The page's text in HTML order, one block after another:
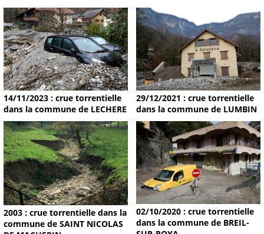
14/11/2023 : crue torrentielle
dans la commune de LECHERE
29/12/2021 : crue torrentielle
dans la commune de LUMBIN
2003 : crue torrentielle dans la
commune de SAINT NICOLAS
02/10/2020 : crue torrentielle
dans la commune de BREIL-